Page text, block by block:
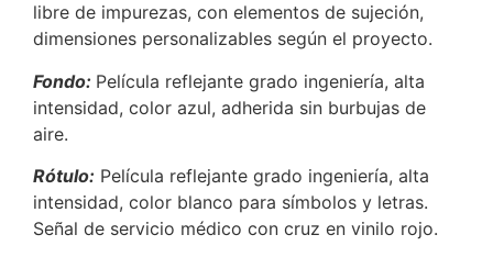
libre de impurezas, con elementos de sujeción,
dimensiones personalizables según el proyecto.
Fondo: Película reflejante grado ingeniería, alta
intensidad, color azul, adherida sin burbujas de
aire.
Rótulo: Película reflejante grado ingeniería, alta
intensidad, color blanco para símbolos y letras.
Señal de servicio médico con cruz en vinilo rojo.